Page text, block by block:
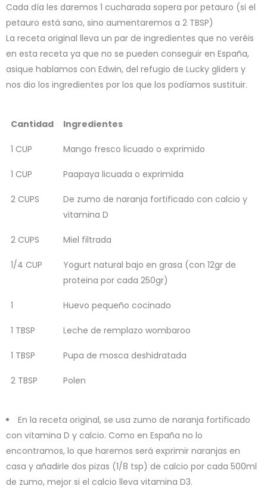
Cada día les daremos 1 cucharada sopera por petauro (si el
petauro está sano, sino aumentaremos a 2 TBSP)
La receta original lleva un par de ingredientes que no veréis
en esta receta ya que no se pueden conseguir en España,
asique hablamos con Edwin, del refugio de Lucky gliders y
nos dio los ingredientes por los que los podíamos sustituir.
Cantidad Ingredientes
1 CUP Mango fresco licuado o exprimido
1 CUP Paapaya licuada o exprimida
2 CUPS
De zumo de naranja fortificado con calcio y
vitamina D
2 CUPS Miel filtrada
1/4 CUP
Yogurt natural bajo en grasa (con 12gr de
proteina por cada 250gr)
1 Huevo pequeño cocinado
1 TBSP Leche de remplazo wombaroo
1 TBSP Pupa de mosca deshidratada
2 TBSP Polen
En la receta original, se usa zumo de naranja fortificado
con vitamina D y calcio. Como en España no lo
encontramos, lo que haremos será exprimir naranjas en
casa y añadirle dos pizas (1/8 tsp) de calcio por cada 500ml
de zumo, mejor si el calcio lleva vitamina D3.